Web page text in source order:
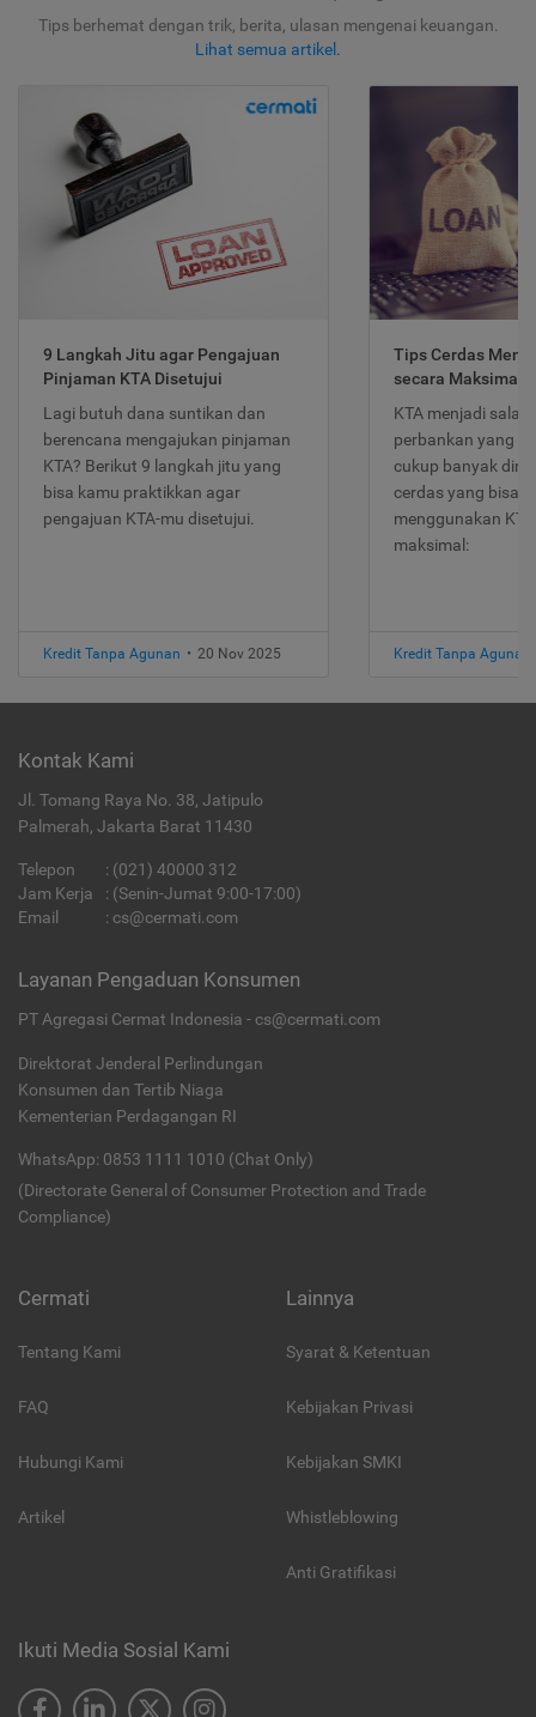
Tips berhemat dengan trik, berita, ulasan mengenai keuangan.
Lihat semua artikel .
9 Langkah Jitu agar Pengajuan
Pinjaman KTA Disetujui
Lagi butuh dana suntikan dan
berencana mengajukan pinjaman
KTA? Berikut 9 langkah jitu yang
bisa kamu praktikkan agar
pengajuan KTA-mu disetujui.
Kredit Tanpa Agunan • 20 Nov 2025
Tips Cerdas
secara Maksimal
KTA menjadi
perbankan yang
cukup banyak
cerdas yang bisa
menggunakan
maksimal:
Kredit Tanpa Agunan
Kontak Kami
Jl. Tomang Raya No. 38, Jatipulo
Palmerah, Jakarta Barat 11430
Telepon : (021) 40000 312
Jam Kerja
: (Senin-Jumat 9:00-17:00)
Email
: cs@cermati.com
Layanan Pengaduan Konsumen
PT Agregasi Cermat Indonesia - cs@cermati.com
Direktorat Jenderal Perlindungan
Konsumen dan Tertib Niaga
Kementerian Perdagangan RI
WhatsApp: 0853 1111 1010 (Chat Only)
(Directorate General of Consumer Protection and Trade
Compliance)
Cermati
Tentang Kami
FAQ
Hubungi Kami
Artikel
Lainnya
Syarat & Ketentuan
Kebijakan Privasi
Kebijakan SMKI
Whistleblowing
Anti Gratifikasi
Ikuti Media Sosial Kami